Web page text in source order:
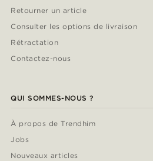
Retourner un article
Consulter les options de livraison
Rétractation
Contactez-nous
QUI SOMMES-NOUS ?
À propos de Trendhim
Jobs
Nouveaux articles